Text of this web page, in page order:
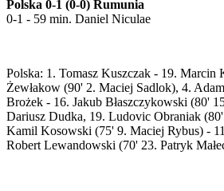
Polska 0-1 (0-0) Rumunia
0-1 - 59 min. Daniel Niculae
Polska: 1. Tomasz Kuszczak - 19. Marcin
Żewłakow (90' 2. Maciej Sadlok), 4.
Brożek - 16. Jakub Błaszczykowski (80'
Dariusz Dudka, 19. Ludovic Obraniak
Kamil Kosowski (75' 9. Maciej Rybus) -
Robert Lewandowski (70' 23. Patryk